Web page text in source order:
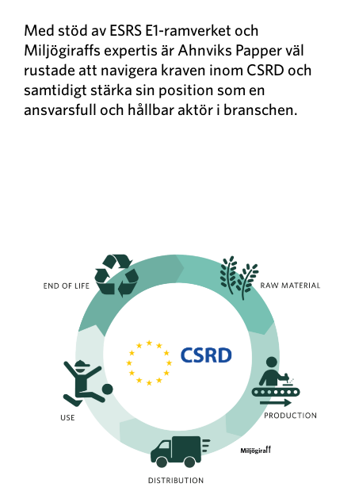
Med stöd av ESRS E1-ramverket och
Miljögiraffs expertis är Ahnviks Papper väl
rustade att navigera kraven inom CSRD och
samtidigt stärka sin position som en
ansvarsfull och hållbar aktör i branschen.